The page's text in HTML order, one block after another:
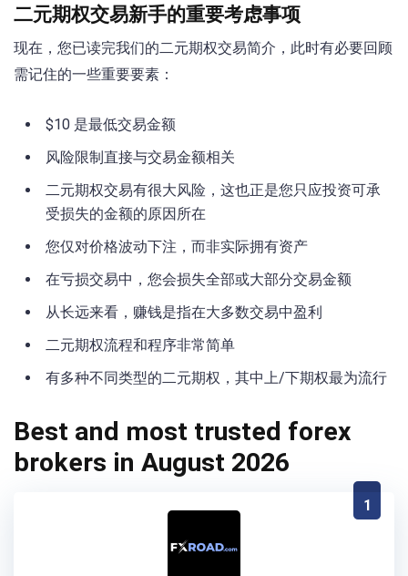
二元期权交易新手的重要考虑事项
现在，您已读完我们的二元期权交易简介，此时有必要回顾
需记住的一些重要要素：
$10 是最低交易金额
风险限制直接与交易金额相关
二元期权交易有很大风险，这也正是您只应投资可承
受损失的金额的原因所在
您仅对价格波动下注，而非实际拥有资产
在亏损交易中，您会损失全部或大部分交易金额
从长远来看，赚钱是指在大多数交易中盈利
二元期权流程和程序非常简单
有多种不同类型的二元期权，其中上/下期权最为流行
Best and most trusted forex
brokers in August 2026
1